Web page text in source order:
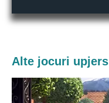
Alte jocuri upjers